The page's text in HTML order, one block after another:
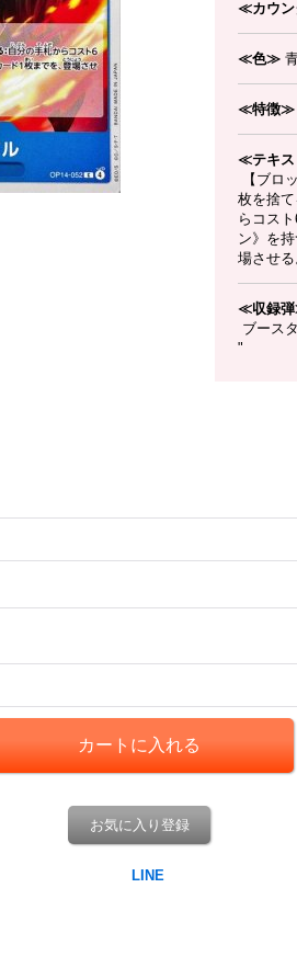
≪カウ
≪色≫
≪特徴≫
≪テキ
【ブロ
枚を捨
らコス
ン》を
場させる
≪収録
ブース
"
お気に入り登録